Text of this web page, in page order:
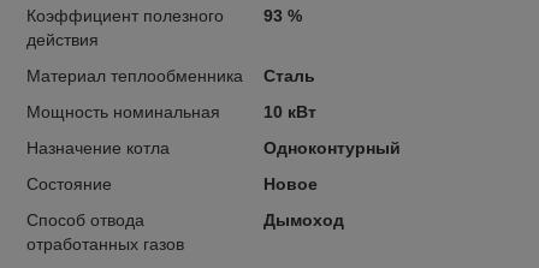
Коэффициент полезного
действия
93 %
Материал теплообменника
Сталь
Мощность номинальная
10 кВт
Назначение котла
Одноконтурный
Состояние
Новое
Способ отвода
отработанных газов
Дымоход